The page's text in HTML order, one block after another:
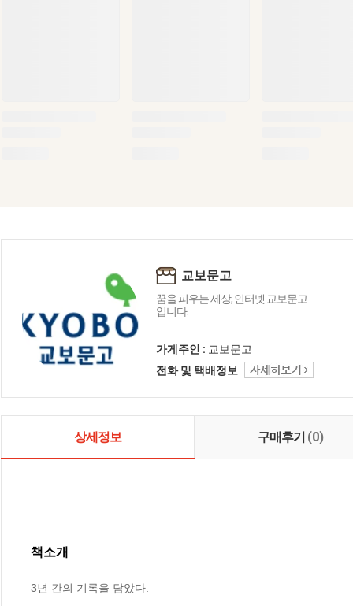
교보문고
꿈을 피우는 세상, 인터넷 교보문고
입니다.
가게주인 : 교보문고
전화 및 택배정보
상세정보 구매후기 (0)
책소개
3년 간의 기록을 담았다.